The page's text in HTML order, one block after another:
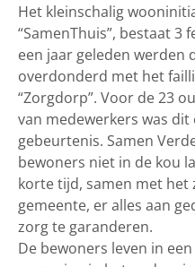
Het kleinschalig
“SamenThuis”, bestaat 3
een jaar geleden werden
overdonderd met het
“Zorgdorp”. Voor de 23
van medewerkers was
gebeurtenis. Samen
bewoners niet in de kou
korte tijd, samen met
gemeente, er alles aan
zorg te garanderen.
De bewoners leven in